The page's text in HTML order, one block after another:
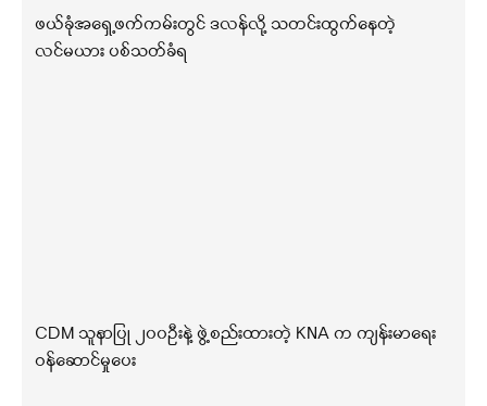
ဖယ်ခုံအရှေ့ဖက်ကမ်းတွင် ဒလန်လို့ သတင်းထွက်နေတဲ့
လင်မယား ပစ်သတ်ခံရ
CDM သူနာပြု ၂၀၀ဦးနဲ့ ဖွဲ့စည်းထားတဲ့ KNA က ကျန်းမာရေး
ဝန်ဆောင်မှုပေး